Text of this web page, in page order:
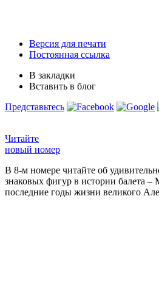
Версия для печати
Постоянная ссылка
В закладки
Вставить в блог
Представьтесь
Читайте
новый номер
В 8-м номере читайте об
знаковых фигур в истории балета
последние годы жизни великого